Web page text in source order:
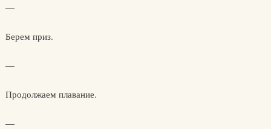
—
Берем приз.
—
Продолжаем плавание.
—